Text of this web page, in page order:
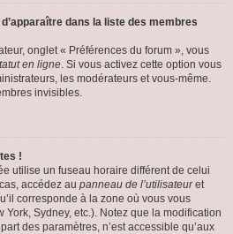
dans la liste des membres
onglet « Préférences du forum », vous
en ligne. Si vous activez cette option vous
les modérateurs et vous-même.
invisibles.
!
utilise un fuseau horaire différent de celui
accédez au panneau de l’utilisateuret
corresponde à la zone où vous vous
York, Sydney, etc.). Notez que la modification
des paramètres, n’est accessible qu’aux